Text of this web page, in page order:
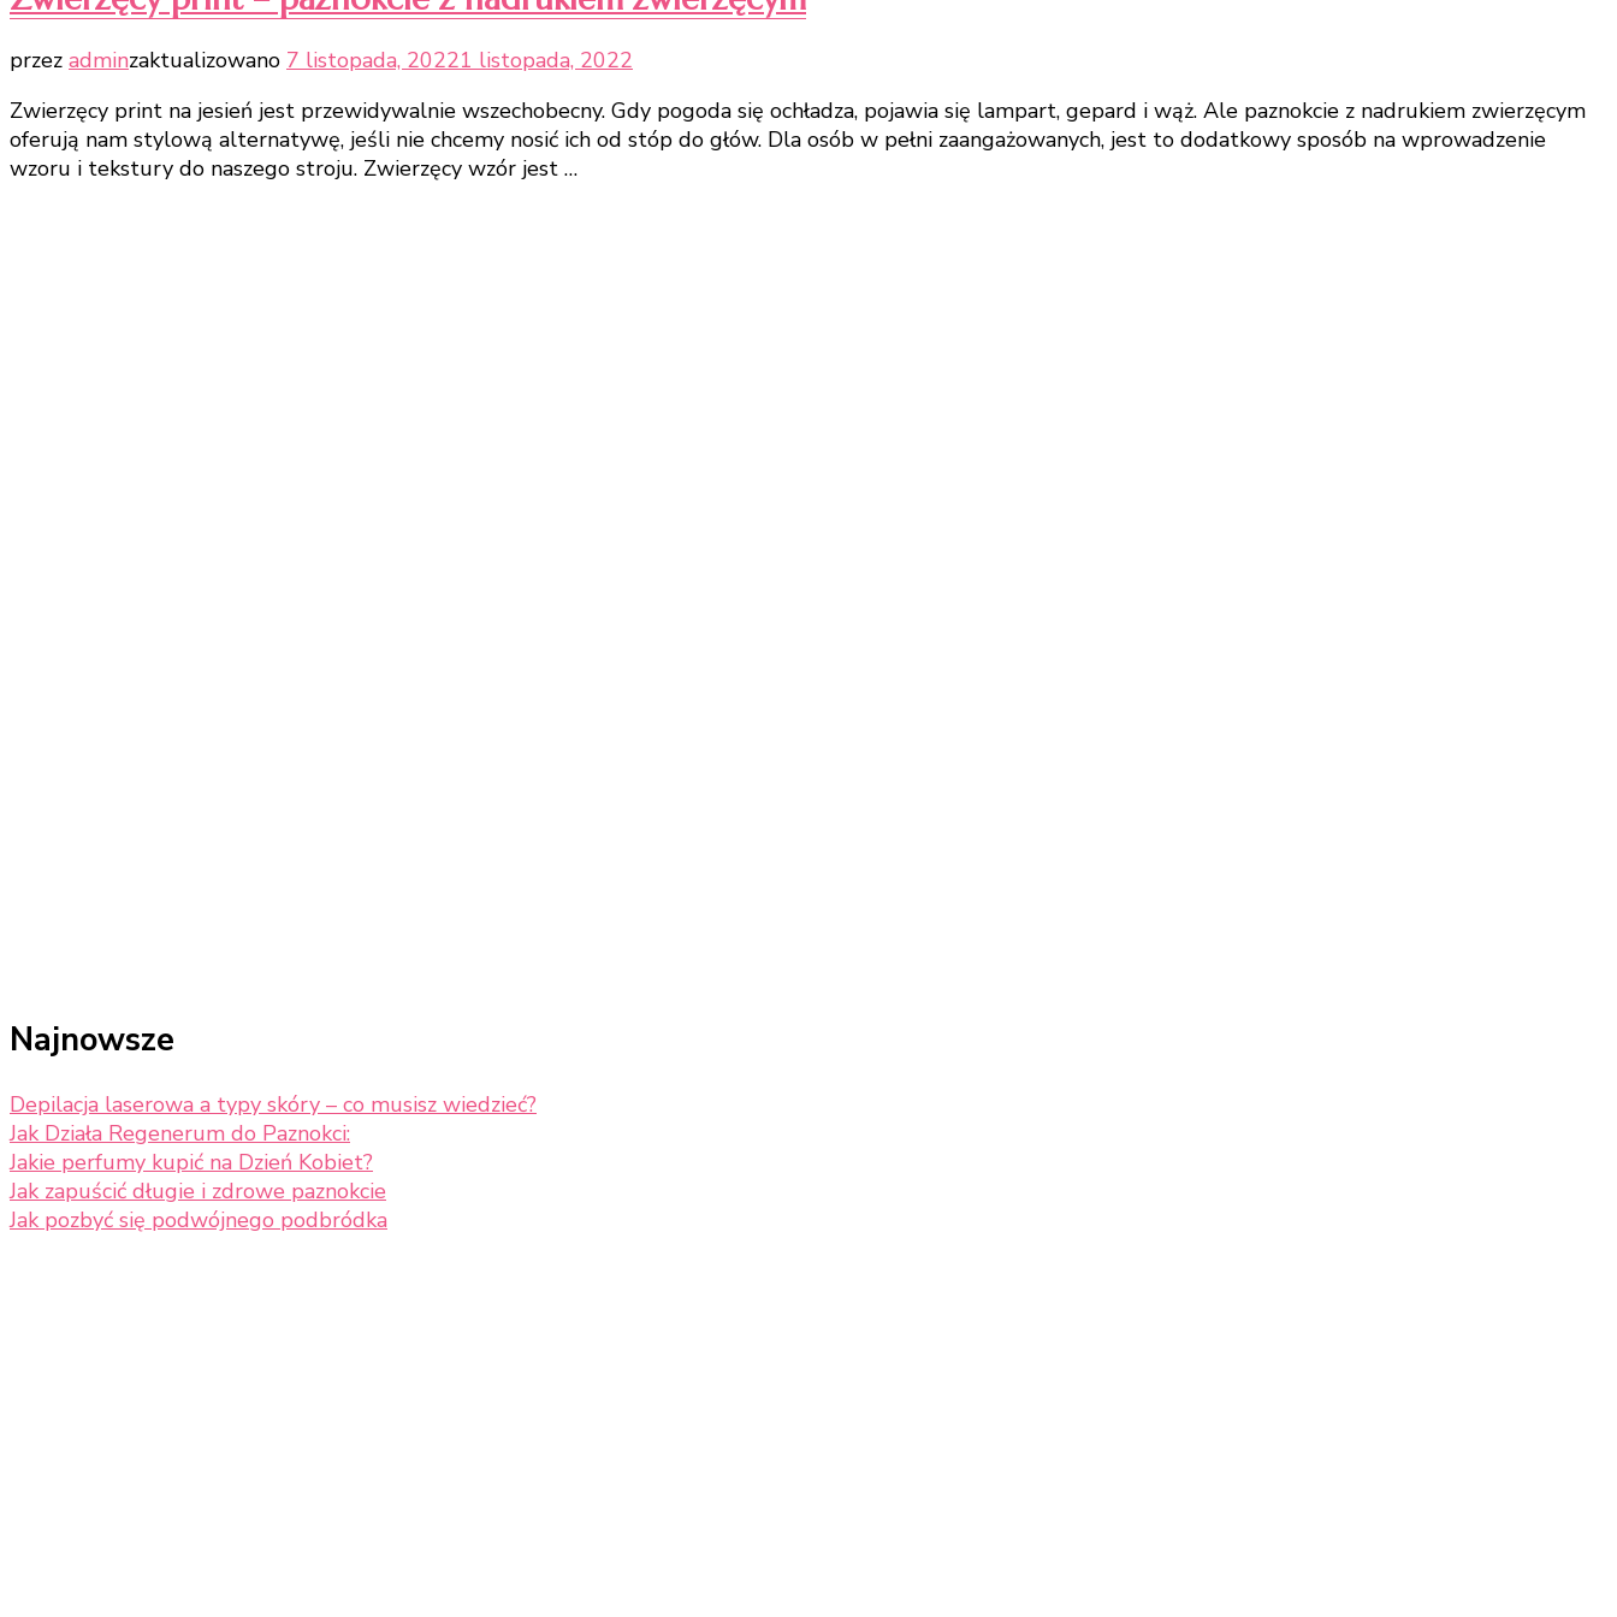
przez adminzaktualizowano 7 listopada, 20221 listopada, 2022
Zwierzęcy print na jesień jest przewidywalnie wszechobecny. Gdy pogoda się ochładza, pojawia się lampart, gepard i wąż. Ale paznokcie z nadrukiem zwierzęcym
oferują nam stylową alternatywę, jeśli nie chcemy nosić ich od stóp do głów. Dla osób w pełni zaangażowanych, jest to dodatkowy sposób na wprowadzenie
wzoru i tekstury do naszego stroju. Zwierzęcy wzór jest …
Najnowsze
Depilacja laserowa a typy skóry – co musisz wiedzieć?
Jak Działa Regenerum do Paznokci:
Jakie perfumy kupić na Dzień Kobiet?
Jak zapuścić długie i zdrowe paznokcie
Jak pozbyć się podwójnego podbródka